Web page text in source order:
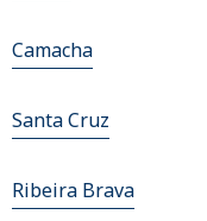
Camacha
Santa Cruz
Ribeira Brava